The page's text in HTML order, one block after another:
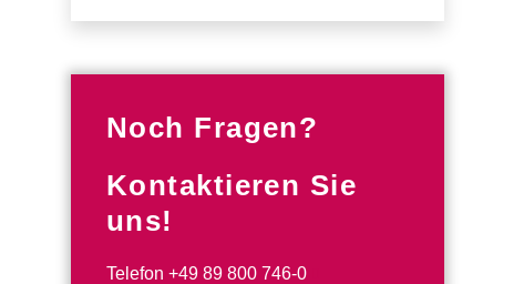
Noch Fragen?
Kontaktieren Sie
uns!
Telefon +49 89 800 746-0